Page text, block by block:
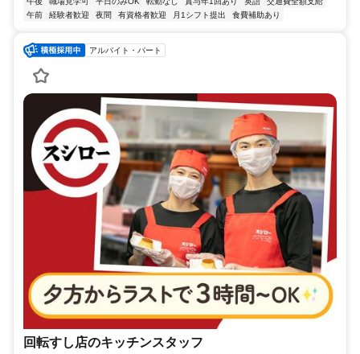
午前
経験者歓迎 夜間 有資格者歓迎 月1シフト提出 食費補助あり
アルバイト・パート
回転すし店のキッチンスタッフ